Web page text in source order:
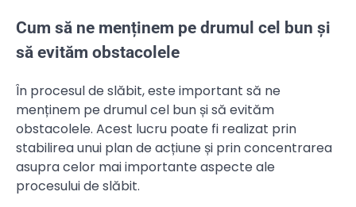
Cum să ne menținem pe drumul cel bun și
să evităm obstacolele
În procesul de slăbit, este important să ne
menținem pe drumul cel bun și să evităm
obstacolele. Acest lucru poate fi realizat prin
stabilirea unui plan de acțiune și prin concentrarea
asupra celor mai importante aspecte ale
procesului de slăbit.